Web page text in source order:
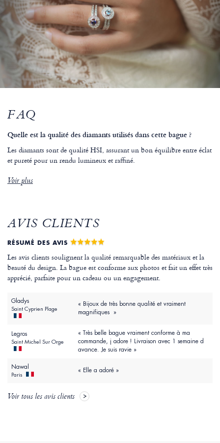
FAQ
Quelle est la qualité des diamants utilisés dans cette bague ?
Les diamants sont de qualité HSI, assurant un bon équilibre entre éclat
et pureté pour un rendu lumineux et raffiné.
Voir plus
AVIS CLIENTS
RÉSUMÉ DES AVIS
Les avis clients soulignent la qualité remarquable des matériaux et la
beauté du design. La bague est conforme aux photos et fait un effet très
apprécié, parfaite pour un cadeau ou un engagement.
Gladys
Saint Cyprien Plage
« Bijoux de très bonne qualité et vraiment
magnifiques »
Legros
Saint Michel Sur Orge
« Très belle bague vraiment conforme à ma
commande, j adore ! Livraison avec 1 semaine d
avance. Je suis ravie »
Nawal
Paris
« Elle a adoré »
Voir tous les avis clients